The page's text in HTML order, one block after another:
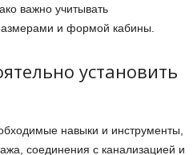
важно учитывать
и формой кабины.
установить
навыки и инструменты,
соединения с канализацией и